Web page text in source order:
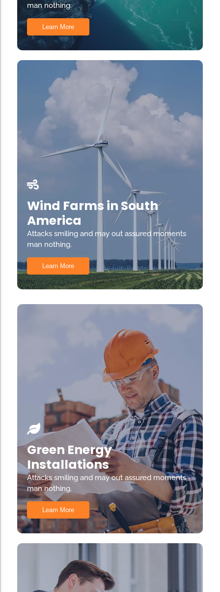
man nothing.
Learn More
Wind Farms in South
America
Attacks smiling and may out assured moments
man nothing.
Learn More
Green Energy
Installations
Attacks smiling and may out assured moments
man nothing.
Learn More